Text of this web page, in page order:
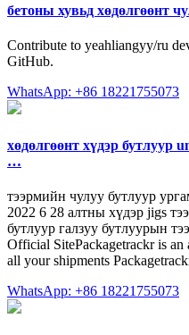
бетоны хувьд хөдөлгөөнт
Contribute to yeahliangyy/ru
GitHub.
WhatsApp: +86 18221755073
хөдөлгөөнт хүдэр бутлуур
…
тээрмийн чулуу бутлуур
2022 6 28 алтны хүдэр jigs
бутлуур галзуу бутлуурын
Official SitePackagetrackr is
all your shipments
WhatsApp: +86 18221755073